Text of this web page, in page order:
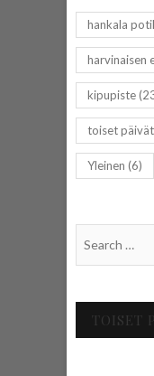
hankala
harvinaisen
kipupiste
toiset
Yleinen (6)
TOISET